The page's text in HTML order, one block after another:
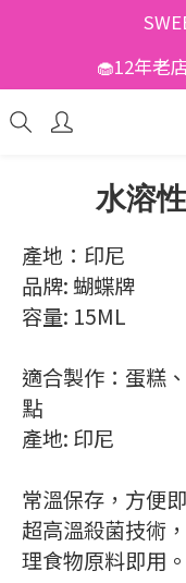
🧁12年老
水溶
產地：印尼
品牌: 蝴蝶牌
容量: 15ML
適合製作：蛋糕
點
產地: 印尼
常溫保存，方便
超高溫殺菌技術
理食物原料即用。